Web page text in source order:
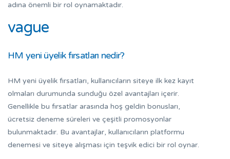
adına önemli bir rol oynamaktadır.
vague
HM yeni üyelik fırsatları nedir?
HM yeni üyelik fırsatları, kullanıcıların siteye ilk kez kayıt
olmaları durumunda sunduğu özel avantajları içerir.
Genellikle bu fırsatlar arasında hoş geldin bonusları,
ücretsiz deneme süreleri ve çeşitli promosyonlar
bulunmaktadır. Bu avantajlar, kullanıcıların platformu
denemesi ve siteye alışması için teşvik edici bir rol oynar.